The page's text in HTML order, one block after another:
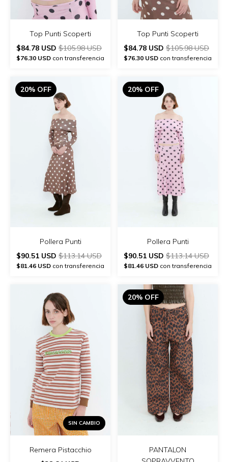
Top Punti Scoperti
$84.78 USD $105.98 USD
$76.30 USD con transferencia
Top Punti Scoperti
$84.78 USD $105.98 USD
$76.30 USD con transferencia
20% OFF
Pollera Punti
$90.51 USD $113.14 USD
$81.46 USD con transferencia
20% OFF
Pollera Punti
$90.51 USD $113.14 USD
$81.46 USD con transferencia
SIN CAMBIO
Remera Pistacchio
20% OFF
PANTALON